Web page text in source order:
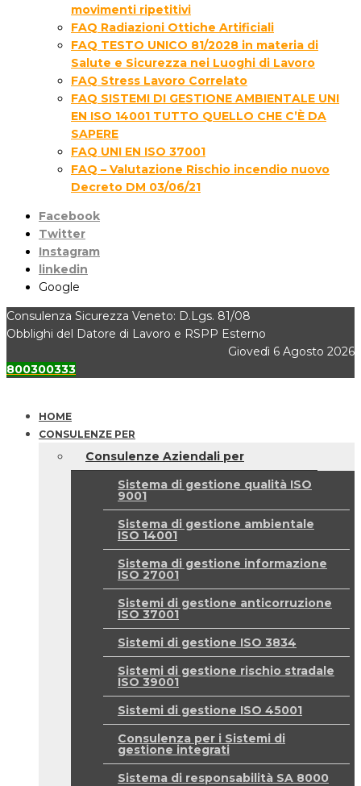
movimenti ripetitivi
FAQ Radiazioni Ottiche Artificiali
FAQ TESTO UNICO 81/2028 in materia di
Salute e Sicurezza nei Luoghi di Lavoro
FAQ Stress Lavoro Correlato
FAQ SISTEMI DI GESTIONE AMBIENTALE UNI
EN ISO 14001 TUTTO QUELLO CHE C’È DA
SAPERE
FAQ UNI EN ISO 37001
FAQ – Valutazione Rischio incendio nuovo
Decreto DM 03/06/21
Facebook
Twitter
Instagram
linkedin
Google
Consulenza Sicurezza Veneto: D.Lgs. 81/08
Obblighi del Datore di Lavoro e RSPP Esterno
Giovedì 6 Agosto 2026
800300333
HOME
CONSULENZE PER
Consulenze Aziendali per
Sistema di gestione qualità ISO
9001
Sistema di gestione ambientale
ISO 14001
Sistema di gestione informazione
ISO 27001
Sistemi di gestione anticorruzione
ISO 37001
Sistemi di gestione ISO 3834
Sistemi di gestione rischio stradale
ISO 39001
Sistemi di gestione ISO 45001
Consulenza per i Sistemi di
gestione integrati
Sistema di responsabilità SA 8000